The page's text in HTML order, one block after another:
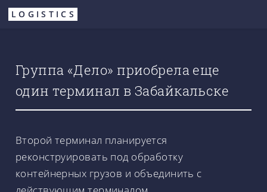
Перейти
LOGISTICS
Группа «Дело» приобрела еще
один терминал в Забайкальске
Второй терминал планируется
реконструировать под обработку
контейнерных грузов и объединить с